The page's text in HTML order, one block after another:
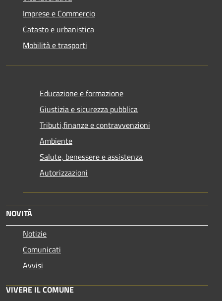
Imprese e Commercio
Catasto e urbanistica
Mobilità e trasporti
Educazione e formazione
Giustizia e sicurezza pubblica
Tributi,finanze e contravvenzioni
Ambiente
Salute, benessere e assistenza
Autorizzazioni
NOVITÀ
Notizie
Comunicati
Avvisi
VIVERE IL COMUNE